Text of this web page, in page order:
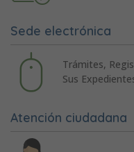
Sede electrónica
Trámites,
Sus
Atención ciudadana